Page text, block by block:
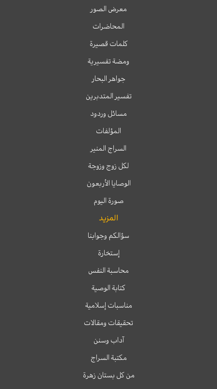
معرض الصور
المحاضرات
كلمات قصيرة
ومضة تفسيرية
جواهر البحار
تفسير المتدبرين
مسائل وردود
المؤلفات
السراج المنير
لكل زوج وزوجة
الوصايا الأربعون
صورة اليوم
المزيد
سؤالكم وجوابنا
إستخارة
محاسبة النفس
كتابة الوصية
مناسبات إسلامية
تحقيقات ومقالات
آداب وسنن
مكتبة السراج
من كل بستان زهرة